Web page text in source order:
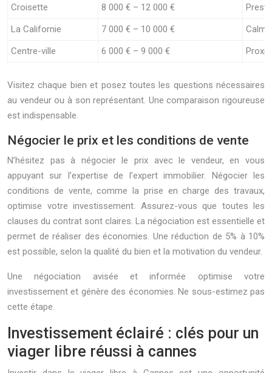
Croisette
8 000 € – 12 000 €
La Californie
7 000 € – 10 000 €
Centre-ville
6 000 € – 9 000 €
Visitez chaque bien et posez toutes les questions nécessaires
au vendeur ou à son représentant. Une comparaison rigoureuse
est indispensable.
Négocier le prix et les conditions de vente
N’hésitez pas à négocier le prix avec le vendeur, en vous
appuyant sur l’expertise de l’expert immobilier. Négocier les
conditions de vente, comme la prise en charge des travaux,
optimise votre investissement. Assurez-vous que toutes les
clauses du contrat sont claires. La négociation est essentielle et
permet de réaliser des économies. Une réduction de 5% à 10%
est possible, selon la qualité du bien et la motivation du vendeur.
Une négociation avisée et informée optimise votre
investissement et génère des économies. Ne sous-estimez pas
cette étape.
Investissement éclairé : clés pour un
viager libre réussi à cannes